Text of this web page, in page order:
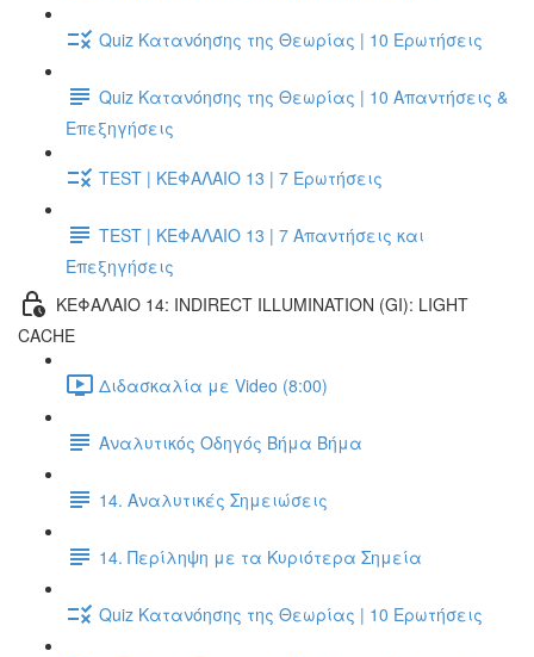
Quiz Κατανόησης της Θεωρίας | 10 Ερωτήσεις
Quiz Κατανόησης της Θεωρίας | 10 Απαντήσεις &
Επεξηγήσεις
TEST | ΚΕΦΑΛΑΙΟ 13 | 7 Ερωτήσεις
TEST | ΚΕΦΑΛΑΙΟ 13 | 7 Απαντήσεις και
Επεξηγήσεις
ΚΕΦΑΛΑΙΟ 14: INDIRECT ILLUMINATION (GI): LIGHT
CACHE
Διδασκαλία με Video (8:00)
Αναλυτικός Οδηγός Βήμα Βήμα
14. Αναλυτικές Σημειώσεις
14. Περίληψη με τα Κυριότερα Σημεία
Quiz Κατανόησης της Θεωρίας | 10 Ερωτήσεις